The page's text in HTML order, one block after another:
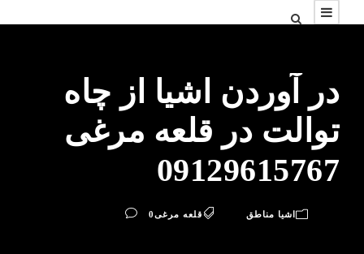
در آوردن اشیا از چاه
توالت در قلعه مرغی
09129615767
اشیا مناطق قلعه مرغی0